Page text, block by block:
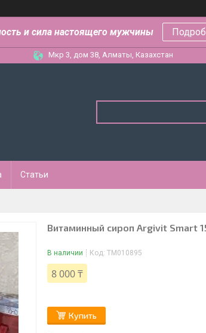
и сила настоящего мужчины
Мкр 3, дом 38, Алматы, Казахстан
Статьи
Витаминный сироп Argivit Smart
В наличии Код: ТМ010895
8 000 ₸
Купить